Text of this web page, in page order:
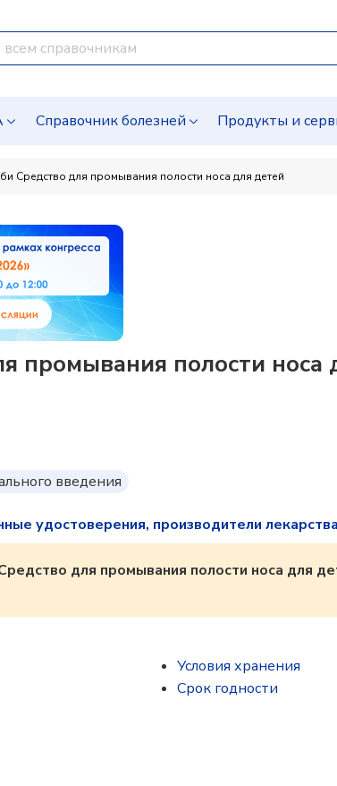
Справочник болезней Продукты и
Средство для промывания полости носа для детей
промывания полости носа
введения
удостоверения, производители
для промывания полости носа для
Условия хранения
Срок годности